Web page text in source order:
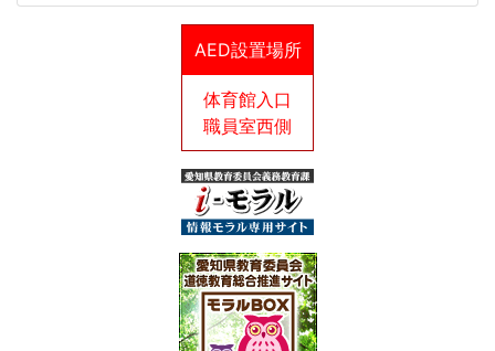
AED設置場所
体育館入口
職員室西側